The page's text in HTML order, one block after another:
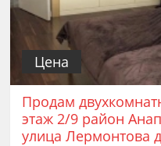
Цена
Продам
этаж 2/9 район
улица Лермонтова